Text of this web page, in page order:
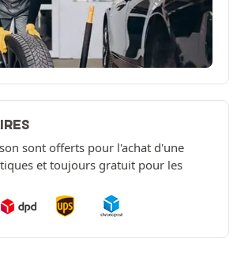
sont offerts pour l'achat d'une
et toujours gratuit pour les